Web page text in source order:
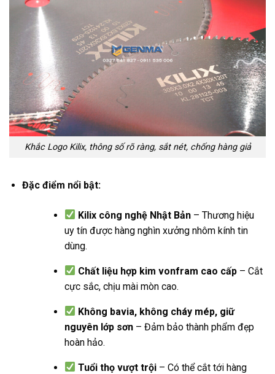
Khắc Logo Kilix, thông số rõ ràng, sắt nét, chống hàng giả
Đặc điểm nổi bật:
Kilix công nghệ Nhật Bản– Thương hiệu
uy tín được hàng nghìn xưởng nhôm kính tin
dùng.
Chất liệu hợp kim vonfram cao cấp– Cắt
cực sắc, chịu mài mòn cao.
Không bavia, không cháy mép, giữ
nguyên lớp sơn– Đảm bảo thành phẩm đẹp
hoàn hảo.
Tuổi thọ vượt trội– Có thể cắt tới hàng